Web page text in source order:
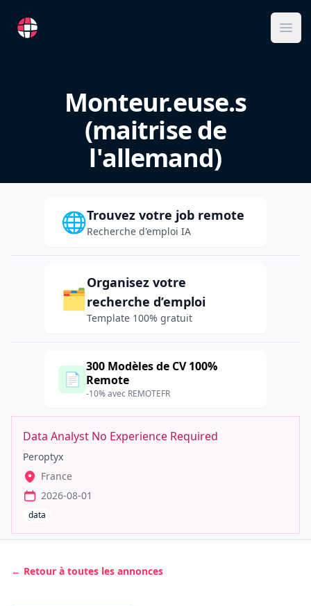
RemoteFR
Monteur.euse.s
(maitrise de
l'allemand)
🌐Trouvez votre job remote
Recherche d'emploi IA
🗂️
Organisez votre
recherche d’emploi
Template 100% gratuit
📄
300 Modèles de CV 100%
Remote
-10% avec REMOTEFR
Data Analyst No Experience Required
Peroptyx
France
2026-08-01
data
← Retour à toutes les annonces